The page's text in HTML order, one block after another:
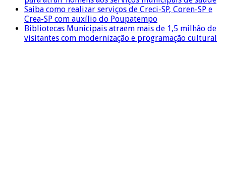
Saiba como realizar serviços de Creci-SP, Coren-SP e
Crea-SP com auxílio do Poupatempo
Bibliotecas Municipais atraem mais de 1,5 milhão de
visitantes com modernização e programação cultural